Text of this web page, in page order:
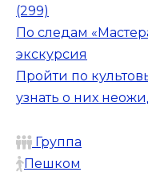
(299)
По следам
экскурсия
Пройти по
узнать о них
Группа
Пешком